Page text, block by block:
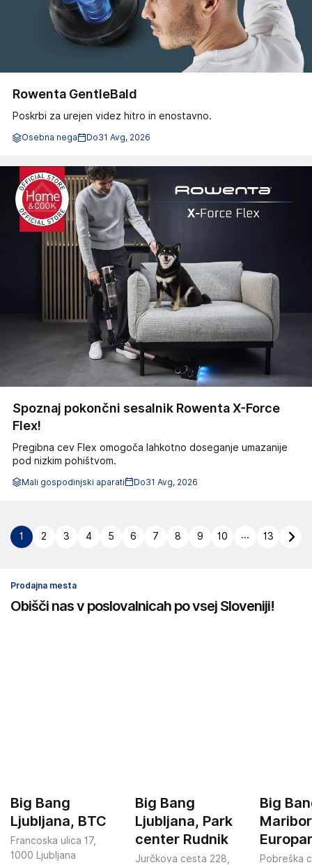
Rowenta GentleBald
Poskrbi za urejen videz hitro in enostavno.
Osebna nega Do31 Avg, 2026
Spoznaj pokončni sesalnik Rowenta X-Force
Flex!
Pregibna cev Flex omogoča lahkotno doseganje umazanije
pod nizkim pohištvom.
Mali gospodinjski aparati Do31 Avg, 2026
1 2 3 4 5 6 7 8 9 10 ... 13
Prodajna mesta
Obišči nas v poslovalnicah po vsej Sloveniji!
Big Bang
Ljubljana, BTC
Francoska ulica 17,
1000 Ljubljana
Big Bang
Ljubljana, Park
center Rudnik
Jurčkova cesta 228,
Big
Pobreška